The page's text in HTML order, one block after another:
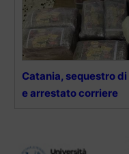
Catania, sequestro
e arrestato corriere